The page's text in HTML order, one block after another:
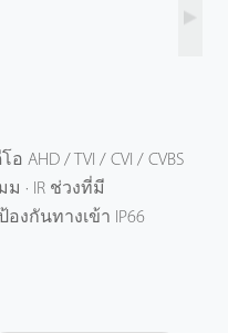
AHD / TVI / CVI / CVBS
· IR ช่วงที่มี
องกันทางเข้า IP66